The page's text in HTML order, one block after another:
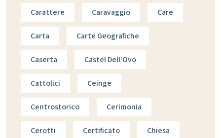
Carattere Caravaggio Care
Carta Carte Geografiche
Caserta Castel Dell'Ovo
Cattolici Ceinge
Centrostorico Cerimonia
Cerotti Certificato Chiesa